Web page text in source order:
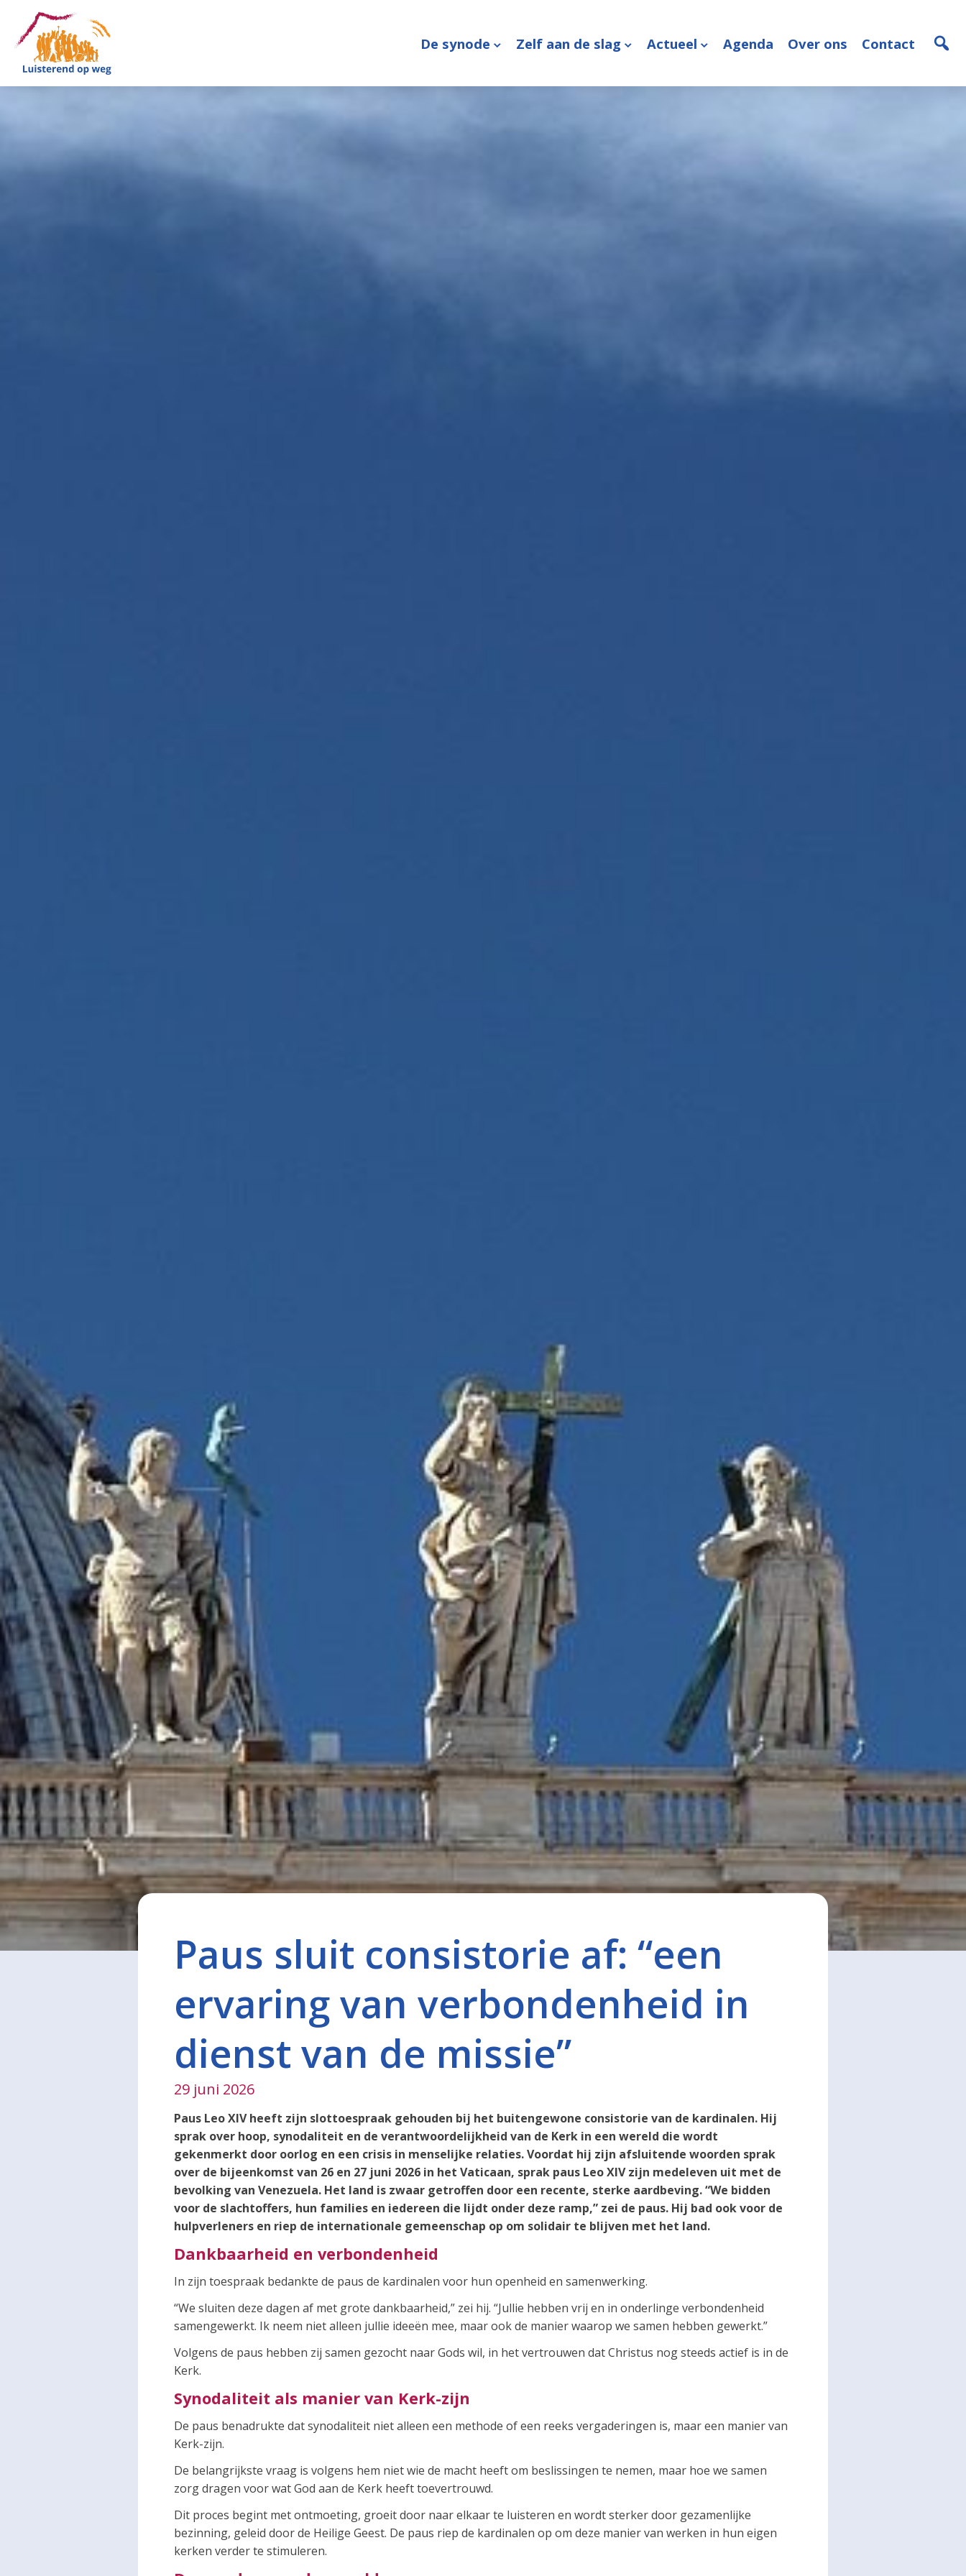
De synode Zelf aan de slag Actueel Agenda Over ons Contact
Paus sluit consistorie af: “een
ervaring van verbondenheid in
dienst van de missie”
29 juni 2026
Paus Leo XIV heeft zijn slottoespraak gehouden bij het buitengewone consistorie van de kardinalen. Hij
sprak over hoop, synodaliteit en de verantwoordelijkheid van de Kerk in een wereld die wordt
gekenmerkt door oorlog en een crisis in menselijke relaties. Voordat hij zijn afsluitende woorden sprak
over de bijeenkomst van 26 en 27 juni 2026 in het Vaticaan, sprak paus Leo XIV zijn medeleven uit met de
bevolking van Venezuela. Het land is zwaar getroffen door een recente, sterke aardbeving. “We bidden
voor de slachtoffers, hun families en iedereen die lijdt onder deze ramp,” zei de paus. Hij bad ook voor de
hulpverleners en riep de internationale gemeenschap op om solidair te blijven met het land.
Dankbaarheid en verbondenheid
In zijn toespraak bedankte de paus de kardinalen voor hun openheid en samenwerking.
“We sluiten deze dagen af met grote dankbaarheid,” zei hij. “Jullie hebben vrij en in onderlinge verbondenheid
samengewerkt. Ik neem niet alleen jullie ideeën mee, maar ook de manier waarop we samen hebben gewerkt.”
Volgens de paus hebben zij samen gezocht naar Gods wil, in het vertrouwen dat Christus nog steeds actief is in de
Kerk.
Synodaliteit als manier van Kerk-zijn
De paus benadrukte dat synodaliteit niet alleen een methode of een reeks vergaderingen is, maar een manier van
Kerk-zijn.
De belangrijkste vraag is volgens hem niet wie de macht heeft om beslissingen te nemen, maar hoe we samen
zorg dragen voor wat God aan de Kerk heeft toevertrouwd.
Dit proces begint met ontmoeting, groeit door naar elkaar te luisteren en wordt sterker door gezamenlijke
bezinning, geleid door de Heilige Geest. De paus riep de kardinalen op om deze manier van werken in hun eigen
kerken verder te stimuleren.